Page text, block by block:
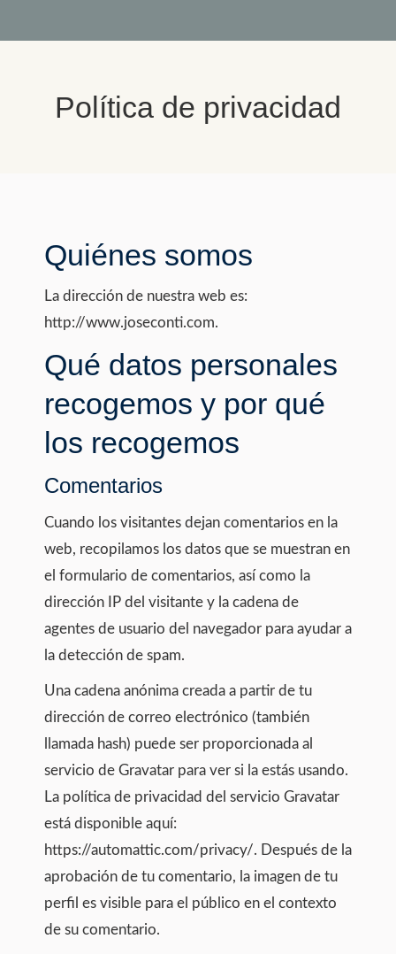
Política de privacidad
Quiénes somos
La dirección de nuestra web es:
http://www.joseconti.com.
Qué datos personales
recogemos y por qué
los recogemos
Comentarios
Cuando los visitantes dejan comentarios en la
web, recopilamos los datos que se muestran en
el formulario de comentarios, así como la
dirección IP del visitante y la cadena de
agentes de usuario del navegador para ayudar a
la detección de spam.
Una cadena anónima creada a partir de tu
dirección de correo electrónico (también
llamada hash) puede ser proporcionada al
servicio de Gravatar para ver si la estás usando.
La política de privacidad del servicio Gravatar
está disponible aquí:
https://automattic.com/privacy/. Después de la
aprobación de tu comentario, la imagen de tu
perfil es visible para el público en el contexto
de su comentario.